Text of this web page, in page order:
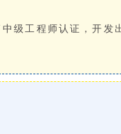
级工程师认证，开发